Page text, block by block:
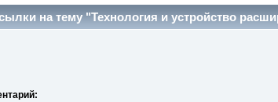
на тему "Технология и устройство